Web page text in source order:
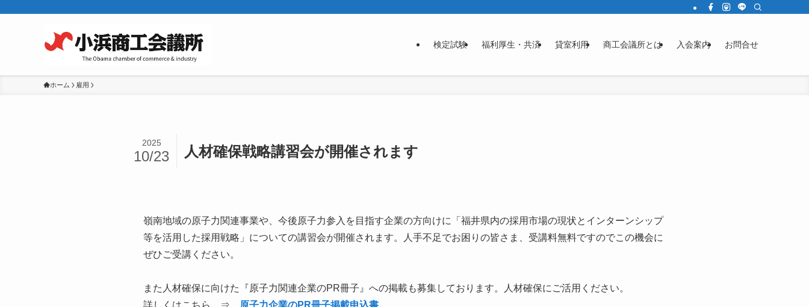
検定試験 福利厚生・共済 貸室利用 商工会議所とは 入会案内 お問合せ
ホーム 雇用
人材確保戦略講習会が開催されます
2025
10/23
嶺南地域の原子力関連事業や、今後原子力参入を目指す企業の方向けに「福井県内の採用市場の現状とインターンシップ
等を活用した採用戦略」についての講習会が開催されます。人手不足でお困りの皆さま、受講料無料ですのでこの機会に
ぜひご受講ください。
また人材確保に向けた『原子力関連企業のPR冊子』への掲載も募集しております。人材確保にご活用ください。
詳しくはこちら ⇒
原子力企業のPR冊子掲載申込書